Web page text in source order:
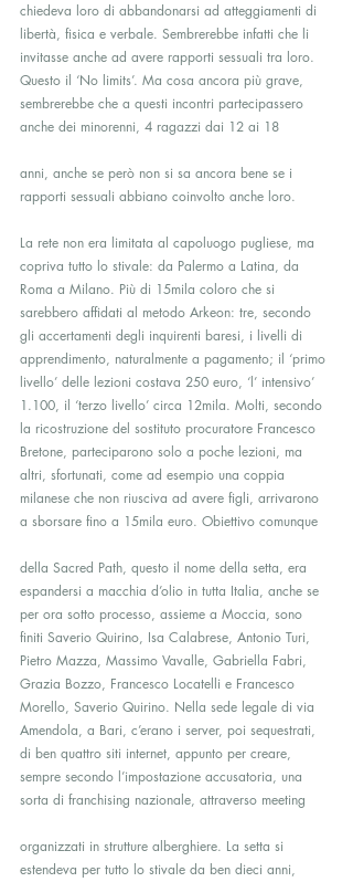
chiedeva loro di abbandonarsi ad atteggiamenti di
libertà, fisica e verbale. Sembrerebbe infatti che li
invitasse anche ad avere rapporti sessuali tra loro.
Questo il ‘No limits’. Ma cosa ancora più grave,
sembrerebbe che a questi incontri partecipassero
anche dei minorenni, 4 ragazzi dai 12 ai 18
anni, anche se però non si sa ancora bene se i
rapporti sessuali abbiano coinvolto anche loro.
La rete non era limitata al capoluogo pugliese, ma
copriva tutto lo stivale: da Palermo a Latina, da
Roma a Milano. Più di 15mila coloro che si
sarebbero affidati al metodo Arkeon: tre, secondo
gli accertamenti degli inquirenti baresi, i livelli di
apprendimento, naturalmente a pagamento; il ‘primo
livello’ delle lezioni costava 250 euro, ‘l’ intensivo’
1.100, il ‘terzo livello’ circa 12mila. Molti, secondo
la ricostruzione del sostituto procuratore Francesco
Bretone, parteciparono solo a poche lezioni, ma
altri, sfortunati, come ad esempio una coppia
milanese che non riusciva ad avere figli, arrivarono
a sborsare fino a 15mila euro. Obiettivo comunque
della Sacred Path, questo il nome della setta, era
espandersi a macchia d’olio in tutta Italia, anche se
per ora sotto processo, assieme a Moccia, sono
finiti Saverio Quirino, Isa Calabrese, Antonio Turi,
Pietro Mazza, Massimo Vavalle, Gabriella Fabri,
Grazia Bozzo, Francesco Locatelli e Francesco
Morello, Saverio Quirino. Nella sede legale di via
Amendola, a Bari, c’erano i server, poi sequestrati,
di ben quattro siti internet, appunto per creare,
sempre secondo l’impostazione accusatoria, una
sorta di franchising nazionale, attraverso meeting
organizzati in strutture alberghiere. La setta si
estendeva per tutto lo stivale da ben dieci anni,